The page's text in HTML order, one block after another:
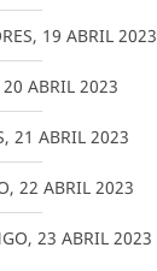
, 19 ABRIL 2023
20 ABRIL 2023
, 21 ABRIL 2023
, 22 ABRIL 2023
, 23 ABRIL 2023